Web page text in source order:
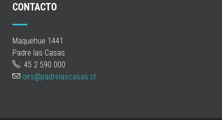
CONTACTO
Maquehue 1441
Padre las Casas
: 45 2 590 000
oirs@padrelascasas.cl